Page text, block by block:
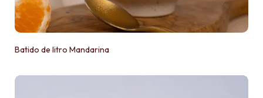
Batido de litro Mandarina